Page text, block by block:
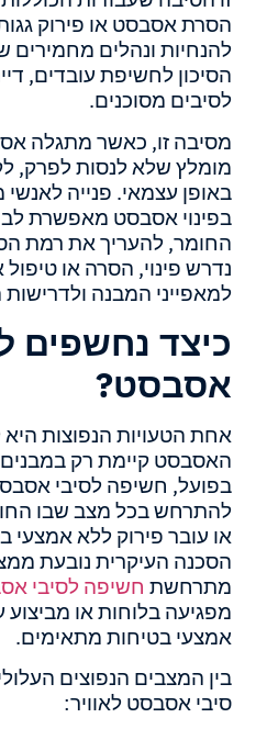
הסרת אסבסט או פירוק
להנחיות ונהלים מחמירים
הסיכון לחשיפת עובדים,
לסיבים מסוכנים.
מסיבה זו, כאשר מתגלה
מומלץ שלא לנסות לפרק,
באופן עצמאי. פנייה
בפינוי אסבסט מאפשרת
החומר, להעריך את רמת
נדרש פינוי, הסרה או
למאפייני המבנה
כיצד נחשפים
אסבסט?
אחת הטעויות הנפוצות
האסבסט קיימת רק במבנים
בפועל, חשיפה לסיבי
להתרחש בכל מצב שבו
או עובר פירוק ללא אמצעי
הסכנה העיקרית נובעת
מתרחשת חשיפה לסיבי
מפגיעה בלוחות או מביצוע
אמצעי בטיחות מתאימים.
בין המצבים הנפוצים
סיבי אסבסט לאוויר: